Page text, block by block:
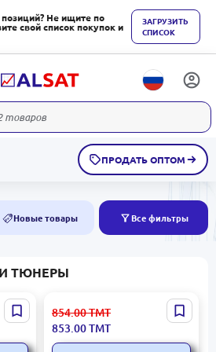
Не ищите по
свой список покупок и
ЗАГРУЗИТЬ
СПИСОК
ПРОДАТЬ ОПТОМ
NEW Новые товары Все фильтры
ТЮНЕРЫ
6
Belet TBBX4PL | IP-тюнер
Android 4ГБ ОЗУ
854.00ТМТ
853.00ТМТ